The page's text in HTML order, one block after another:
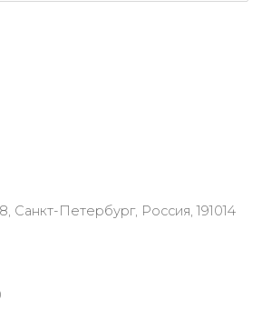
Санкт-Петербург, Россия, 191014